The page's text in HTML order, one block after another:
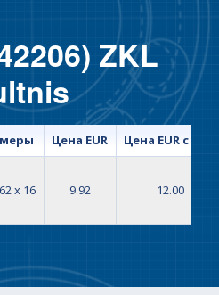
ZKL
Цена EUR Цена EUR с НДС
x 16 9.92 12.00